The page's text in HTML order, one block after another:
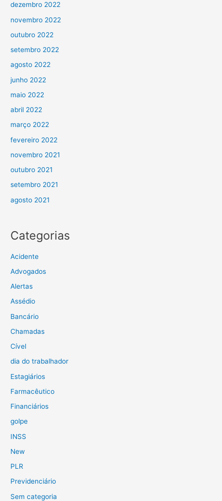
dezembro 2022
novembro 2022
outubro 2022
setembro 2022
agosto 2022
junho 2022
maio 2022
abril 2022
março 2022
fevereiro 2022
novembro 2021
outubro 2021
setembro 2021
agosto 2021
Categorias
Acidente
Advogados
Alertas
Assédio
Bancário
Chamadas
Cível
dia do trabalhador
Estagiários
Farmacêutico
Financiários
golpe
INSS
New
PLR
Previdenciário
Sem categoria